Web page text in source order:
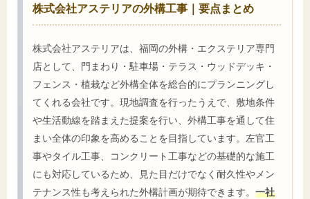
株式会社アステリアの外構工事｜要点まとめ
株式会社アステリアは、福岡の外構・エクステリア専門
店として、門まわり・駐車場・テラス・ウッドデッキ・
フェンス・植栽など外構全体を総合的にプランニングし
てくれる会社です。現地調査を行ったうえで、敷地条件
や生活動線を踏まえた提案を行い、外構工事を通して住
まい全体の印象を高めることを目指しています。左官工
事やタイル工事、コンクリート工事などの基礎的な施工
にも対応しているため、見た目だけでなく耐久性やメン
テナンス性も考えられた外構計画が期待できます。 一社